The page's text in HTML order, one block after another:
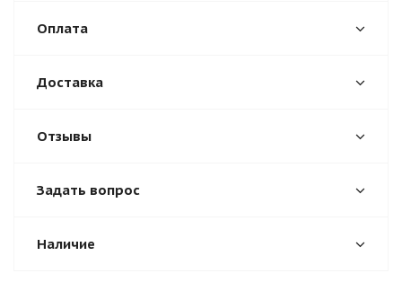
Оплата
Доставка
Отзывы
Задать вопрос
Наличие